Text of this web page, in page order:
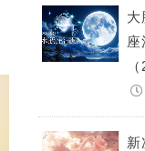
大
座
新